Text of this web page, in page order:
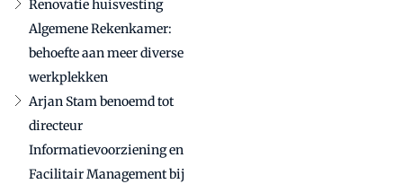
Renovatie huisvesting
Algemene Rekenkamer:
behoefte aan meer diverse
werkplekken
Arjan Stam benoemd tot
directeur
Informatievoorziening en
Facilitair Management bij